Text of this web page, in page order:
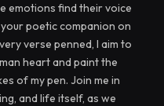
emotions find their voice
poetic companion on
verse penned, I aim to
heart and paint the
of my pen. Join me in
and life itself, as we